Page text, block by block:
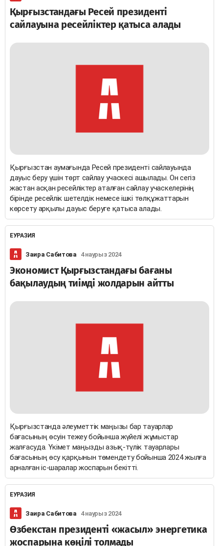
Қырғызстандағы Ресей президенті
сайлауына ресейліктер қатыса алады
Қырғызстан аумағында Ресей президенті сайлауында
дауыс беру үшін төрт сайлау учаскесі ашылады. Он сегіз
жастан асқан ресейліктер аталған сайлау учаскелерінің
бірінде ресейлік шетелдік немесе ішкі төлқұжаттарын
көрсету арқылы дауыс беруге қатыса алады.
ЕУРАЗИЯ
Заира Сабитова 4 наурыз 2024
Экономист Қырғызстандағы бағаны
бақылаудың тиімді жолдарын айтты
Қырғызстанда әлеуметтік маңызы бар тауарлар
бағасының өсуін тежеу ​​бойынша жүйелі жұмыстар
жалғасуда. Үкімет маңызды азық-түлік тауарлары
бағасының өсу қарқынын төмендету бойынша 2024 жылға
арналған іс-шаралар жоспарын бекітті.
ЕУРАЗИЯ
Заира Сабитова 4 наурыз 2024
Өзбекстан президенті «жасыл» энергетика
жоспарына көңілі толмады